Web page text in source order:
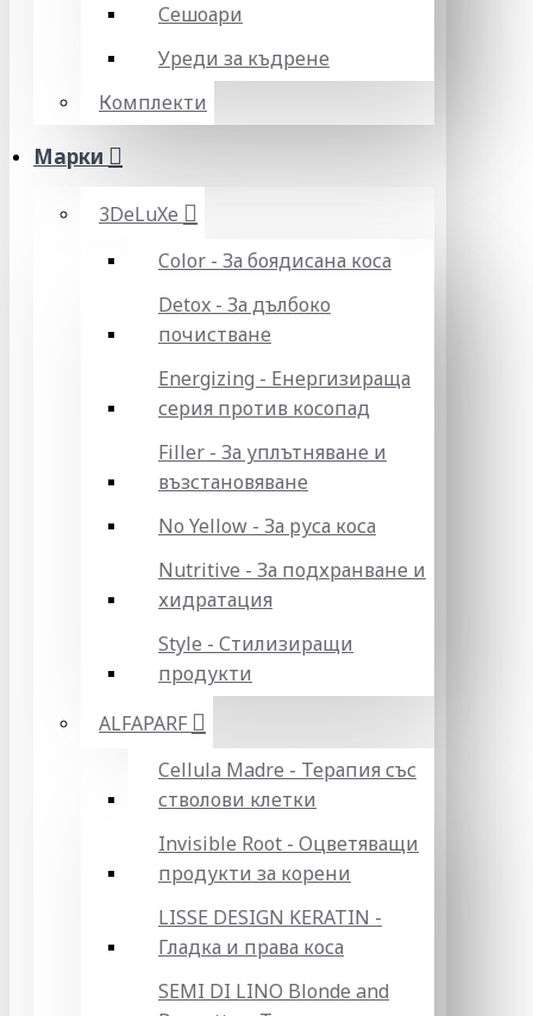
Сешоари
Уреди за къдрене
Комплекти
Марки
3DeLuXe
Color - За боядисана коса
Detox - За дълбоко
почистване
Energizing - Енергизираща
серия против косопад
Filler - За уплътняване и
възстановяване
No Yellow - За руса коса
Nutritive - За подхранване и
хидратация
Style - Стилизиращи
продукти
ALFAPARF
Cellula Madre - Терапия със
стволови клетки
Invisible Root - Оцветяващи
продукти за корени
LISSE DESIGN KERATIN -
Гладка и права коса
SEMI DI LINO Blonde and